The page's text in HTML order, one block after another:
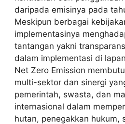
daripada emisinya pada
Meskipun berbagai
implementasinya
tantangan yakni
dalam implementasi di
Net Zero Emission
multi-sektor dan sinergi
pemerintah, swasta, dan
internasional dalam
hutan, penegakkan hukum,